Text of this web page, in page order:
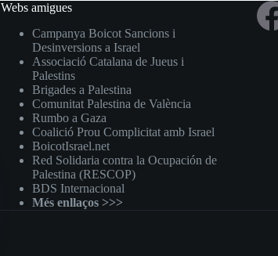
Webs amigues
Campanya Boicot Sancions i
Desinversions a Israel
Associació Catalana de Jueus i
Palestins
Brigades a Palestina
Comunitat Palestina de València
Rumbo a Gaza
Coalició Prou Complicitat amb Israel
BoicotIsrael.net
Red Solidaria contra la Ocupación de
Palestina (RESCOP)
BDS Internacional
Més enllaços >>>